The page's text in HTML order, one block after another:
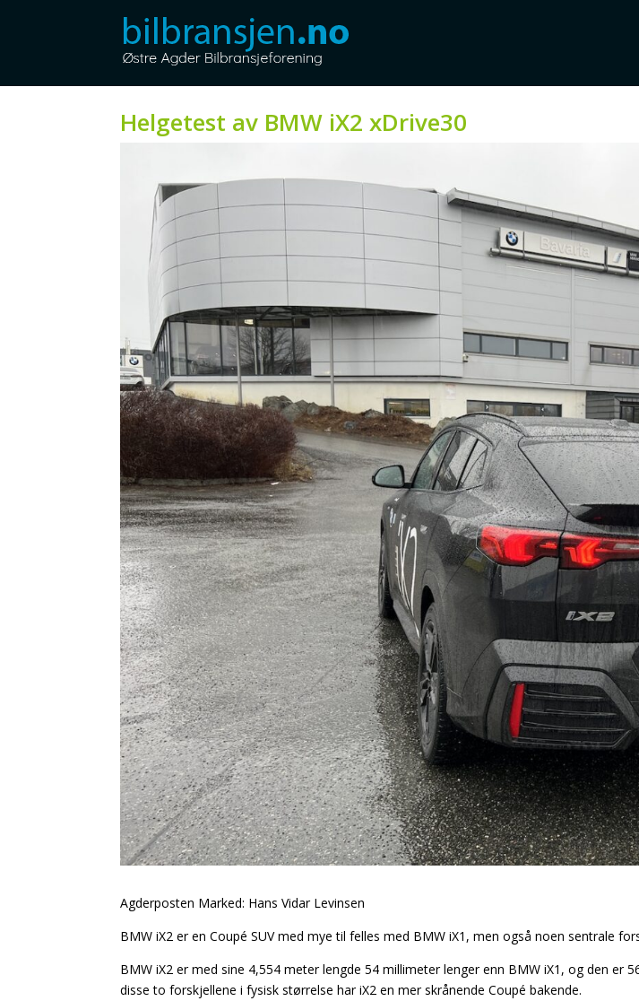
Helgetest av BMW iX2 xDrive30
Agderposten Marked: Hans Vidar Levinsen
BMW iX2 er en Coupé SUV med mye til felles med BMW iX1, men også noen sentrale
BMW iX2 er med sine 4,554 meter lengde 54 millimeter lenger enn BMW iX1, og den er
disse to forskjellene i fysisk størrelse har iX2 en mer skrånende Coupé bakende.